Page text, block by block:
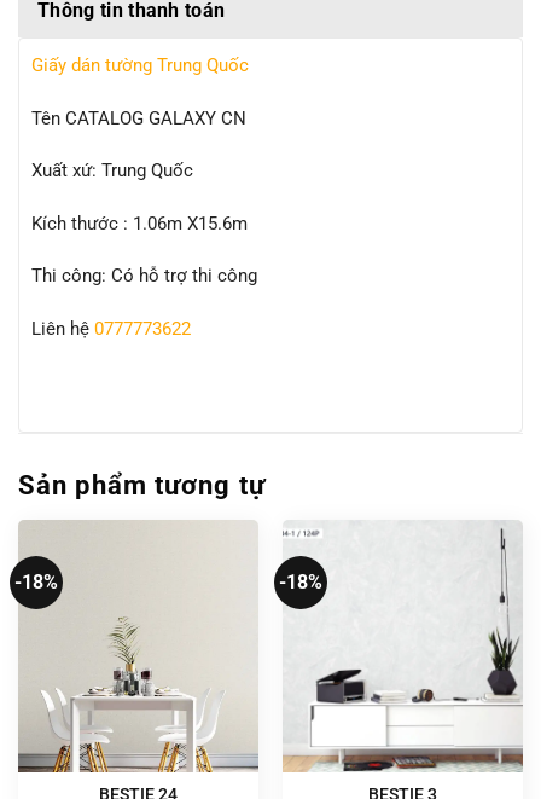
Thông tin thanh toán
Giấy dán tường Trung Quốc
Tên CATALOG GALAXY CN
Xuất xứ: Trung Quốc
Kích thước : 1.06m X15.6m
Thi công: Có hỗ trợ thi công
Liên hệ 0777773622
Sản phẩm tương tự
-18%
BESTIE 24
-18%
BESTIE 3